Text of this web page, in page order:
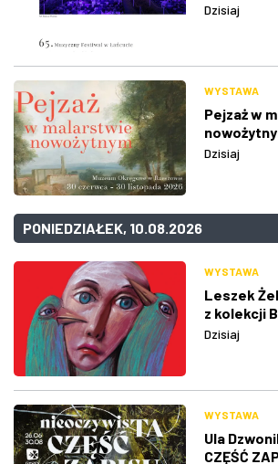
Dzisiaj
WYSTAWA
Pejzaż w
Dzisiaj
PONIEDZIAŁEK, 10.08.2026
WYSTAWA
Leszek
z kolekcji
Dzisiaj
WYSTAWA
Ula
CZĘŚĆ